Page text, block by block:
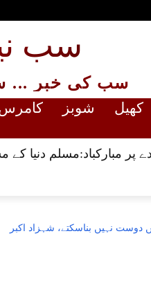
سب
سب کی خبر ...
کھیل شوبز
پر مبارکباد:مسلم دنیا
نہیں بناسکتے، شہزاد اکبر